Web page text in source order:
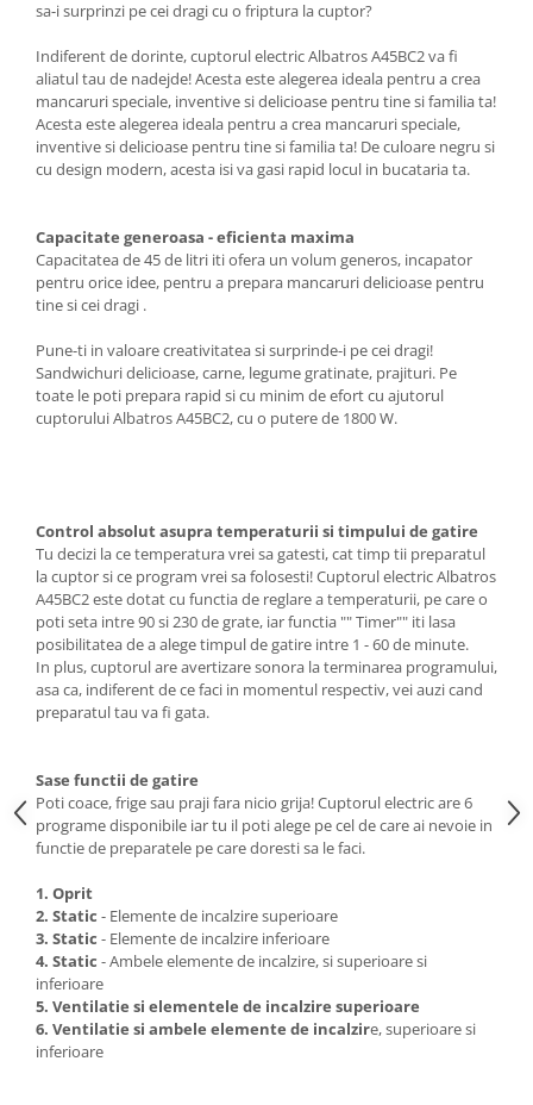
Rame foto
Suporturi pentru lumanari
Tablouri inramate
Vaze si boluri
Accesorii pentru cuptor
Borcane si sticle
Caserole pentru alimente
Cutii depozitare metal
Cutite si tocatoare
Instrumente de masurare si
amestecare
Accesorii pentru baie
Accesorii pentru chiuveta
Accesorii pentru dus
Accesorii pentru toaleta
Bare si carlige pentru prosoape
Cos rufe
Polite baie
Boluri
Bucatarie
Burete bucatarie
Cafea si ceai
Decoratiuni
Decoratiuni perete
Depozitare
Carlige si agatatoare
sa-i surprinzi pe cei dragi cu o friptura la cuptor?
Indiferent de dorinte, cuptorul electric Albatros A45BC2 va fi
aliatul tau de nadejde! Acesta este alegerea ideala pentru a crea
mancaruri speciale, inventive si delicioase pentru tine si familia ta!
Acesta este alegerea ideala pentru a crea mancaruri speciale,
inventive si delicioase pentru tine si familia ta! De culoare negru si
cu design modern, acesta isi va gasi rapid locul in bucataria ta.
Capacitate generoasa - eficienta maxima
Capacitatea de 45 de litri iti ofera un volum generos, incapator
pentru orice idee, pentru a prepara mancaruri delicioase pentru
tine si cei dragi .
Pune-ti in valoare creativitatea si surprinde-i pe cei dragi!
Sandwichuri delicioase, carne, legume gratinate, prajituri. Pe
toate le poti prepara rapid si cu minim de efort cu ajutorul
cuptorului Albatros A45BC2, cu o putere de 1800 W.
Control absolut asupra temperaturii si timpului de gatire
Tu decizi la ce temperatura vrei sa gatesti, cat timp tii preparatul
la cuptor si ce program vrei sa folosesti! Cuptorul electric Albatros
A45BC2 este dotat cu functia de reglare a temperaturii, pe care o
poti seta intre 90 si 230 de grate, iar functia "" Timer"" iti lasa
posibilitatea de a alege timpul de gatire intre 1 - 60 de minute.
In plus, cuptorul are avertizare sonora la terminarea programului,
asa ca, indiferent de ce faci in momentul respectiv, vei auzi cand
preparatul tau va fi gata.
Sase functii de gatire
Poti coace, frige sau praji fara nicio grija! Cuptorul electric are 6
programe disponibile iar tu il poti alege pe cel de care ai nevoie in
functie de preparatele pe care doresti sa le faci.
1. Oprit
2. Static - Elemente de incalzire superioare
3. Static - Elemente de incalzire inferioare
4. Static - Ambele elemente de incalzire, si superioare si
inferioare
5. Ventilatie si elementele de incalzire superioare
6. Ventilatie si ambele elemente de incalzire, superioare si
inferioare